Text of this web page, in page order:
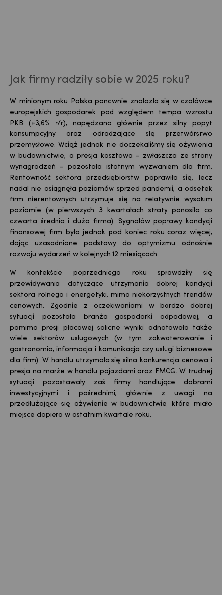
Jak firmy radziły sobie w 2025 roku?
W minionym roku Polska ponownie znalazła się w czołówce
europejskich gospodarek pod względem tempa wzrostu
PKB (+3,6% r/r), napędzana głównie przez silny popyt
konsumpcyjny oraz odradzające się przetwórstwo
przemysłowe. Wciąż jednak nie doczekaliśmy się ożywienia
w budownictwie, a presja kosztowa – zwłaszcza ze strony
wynagrodzeń – pozostała istotnym wyzwaniem dla firm.
Rentowność sektora przedsiębiorstw poprawiła się, lecz
nadal nie osiągnęła poziomów sprzed pandemii, a odsetek
firm nierentownych utrzymuje się na relatywnie wysokim
poziomie (w pierwszych 3 kwartałach straty ponosiła co
czwarta średnia i duża firma). Sygnałów poprawy kondycji
finansowej firm było jednak pod koniec roku coraz więcej,
dając uzasadnione podstawy do optymizmu odnośnie
rozwoju wydarzeń w kolejnych 12 miesiącach.
W kontekście poprzedniego roku sprawdziły się
przewidywania dotyczące utrzymania dobrej kondycji
sektora rolnego i energetyki, mimo niekorzystnych trendów
cenowych. Zgodnie z oczekiwaniami w bardzo dobrej
sytuacji pozostała branża gospodarki odpadowej, a
pomimo presji płacowej solidne wyniki odnotowało także
wiele sektorów usługowych (w tym zakwaterowanie i
gastronomia, informacja i komunikacja czy usługi biznesowe
dla firm). W handlu utrzymała się silna konkurencja cenowa i
presja na marże w handlu pojazdami oraz FMCG. W trudnej
sytuacji pozostawały zaś firmy handlujące dobrami
inwestycyjnymi i pośrednimi, głównie z uwagi na
przedłużające się ożywienie w budownictwie, które miało
miejsce dopiero w ostatnim kwartale roku.